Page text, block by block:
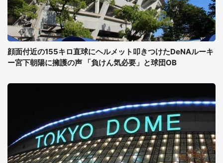
顔面付近の155キロ直球にヘルメット叩きつけたDeNAルーキ
ー宮下朝陽に擁護の声 「負けん気必要」と球団OB